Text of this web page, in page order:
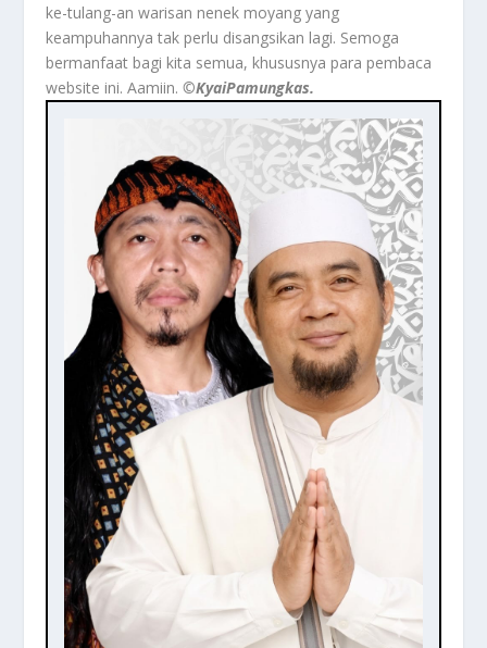
ke-tulang-an warisan nenek moyang yang
keampuhannya tak perlu disangsikan lagi. Semoga
bermanfaat bagi kita semua, khususnya para pembaca
website ini. Aamiin.©️KyaiPamungkas.